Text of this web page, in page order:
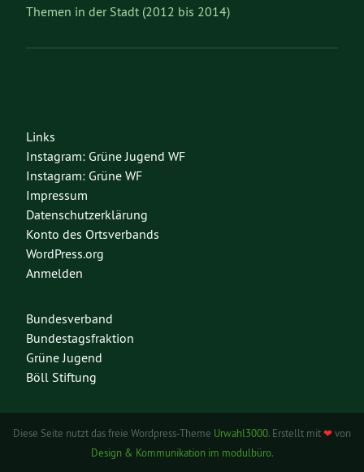
Themen in der Stadt (2012 bis 2014)
Links
Instagram: Grüne Jugend WF
Instagram: Grüne WF
Impressum
Datenschutzerklärung
Konto des Ortsverbands
WordPress.org
Anmelden
Bundesverband
Bundestagsfraktion
Grüne Jugend
Böll Stiftung
Diese Seite nutzt das freie Wordpress-Theme Urwahl3000. Erstellt mit❤ von
Design & Kommunikation im modulbüro.